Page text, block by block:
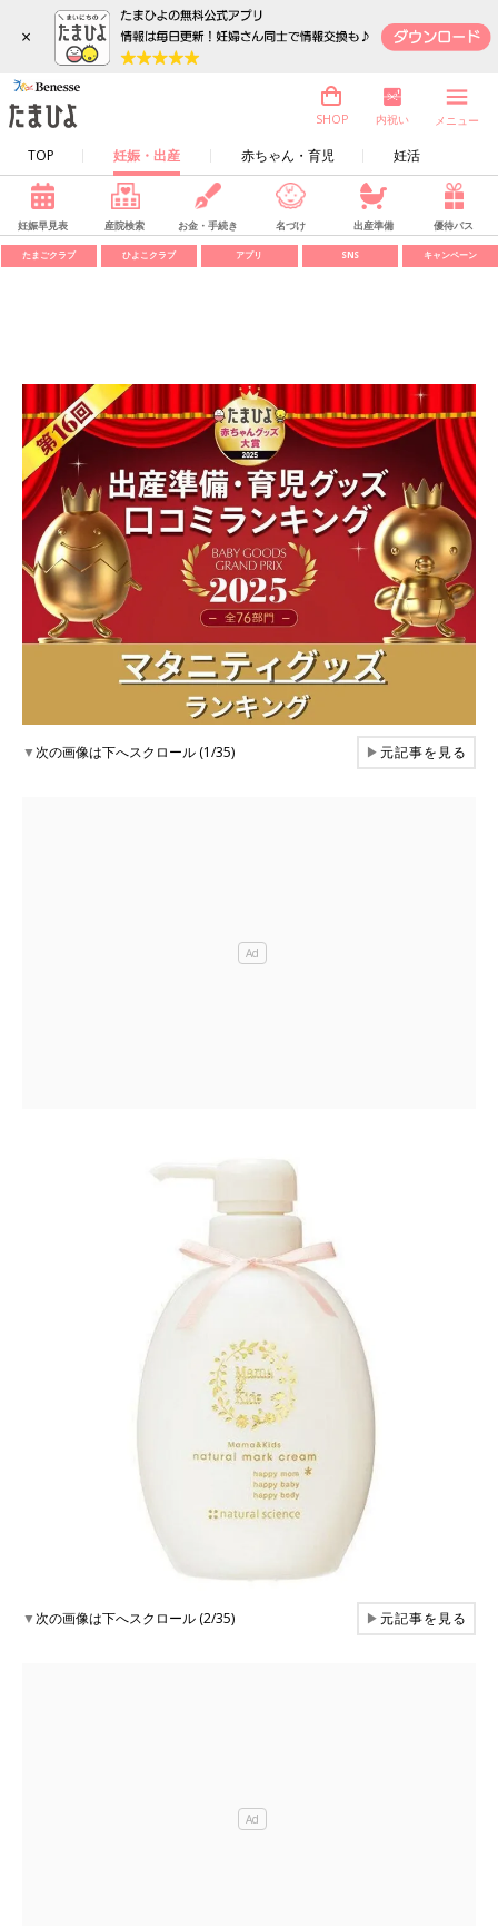
×
TOP 妊娠・出産 赤ちゃん・育児 妊活
SHOP 内祝い メニュー
妊娠早見表 産院検索 お金・手続き 名づけ 出産準備 優待パス
たまごクラブ ひよこクラブ アプリ SNS キャンペーン
▼次の画像は下へスクロール (1/35) ▶元記事を見る
▼次の画像は下へスクロール (2/35) ▶元記事を見る